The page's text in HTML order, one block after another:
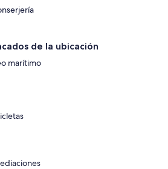
de la ubicación
marítimo